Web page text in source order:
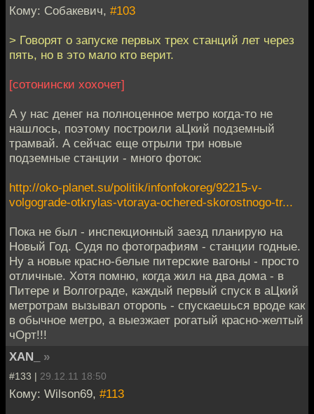
Кому: Собакевич, #103
> Говорят о запуске первых трех станций лет через
пять, но в это мало кто верит.
[сотонински хохочет]
А у нас денег на полноценное метро когда-то не
нашлось, поэтому построили аЦкий подземный
трамвай. А сейчас еще отрыли три новые
подземные станции - много фоток:
http://oko-planet.su/politik/infonfokoreg/92215-v-
volgograde-otkrylas-vtoraya-ochered-skorostnogo-tr...
Пока не был - инспекционный заезд планирую на
Новый Год. Судя по фотографиям - станции годные.
Ну а новые красно-белые питерские вагоны - просто
отличные. Хотя помню, когда жил на два дома - в
Питере и Волгограде, каждый первый спуск в аЦкий
метротрам вызывал оторопь - спускаешься вроде как
в обычное метро, а выезжает рогатый красно-желтый
чОрт!!!
XAN_
»
#133 | 29.12.11 18:50
Кому: Wilson69, #113